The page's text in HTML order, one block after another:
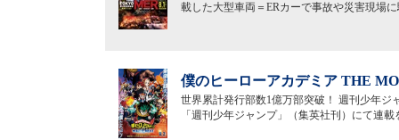
載した大型車両＝ERカーで事故や災害現場
僕のヒーローアカデミア THE
世界累計発行部数1億万部突破！ 週刊少年ジ
「週刊少年ジャンプ」（集英社刊）にて連